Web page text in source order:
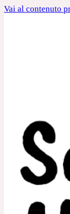
Vai al contenuto